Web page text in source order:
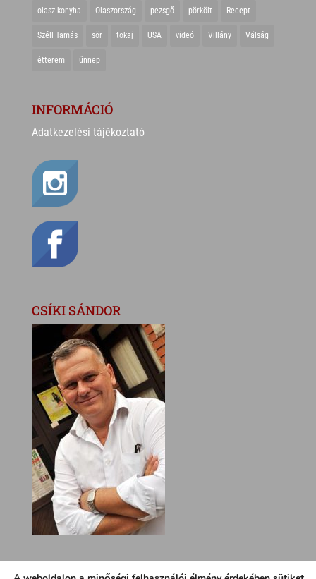
olasz konyha Olaszország pezsgő pörkölt Recept
Széll Tamás sör tokaj USA videó Villány Válság
étterem ünnep
INFORMÁCIÓ
Adatkezelési tájékoztató
CSÍKI SÁNDOR